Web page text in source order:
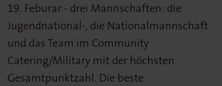
19. Feburar - drei Mannschaften: die
Jugendnational-, die Nationalmannschaft
und das Team im Community
Catering/Military mit der höchsten
Gesamtpunktzahl. Die beste